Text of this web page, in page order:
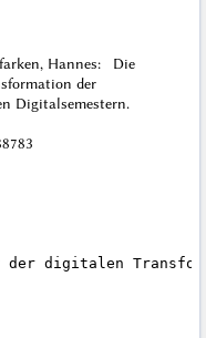
Hannes: Die
der
Digitalsemestern.
digitalen